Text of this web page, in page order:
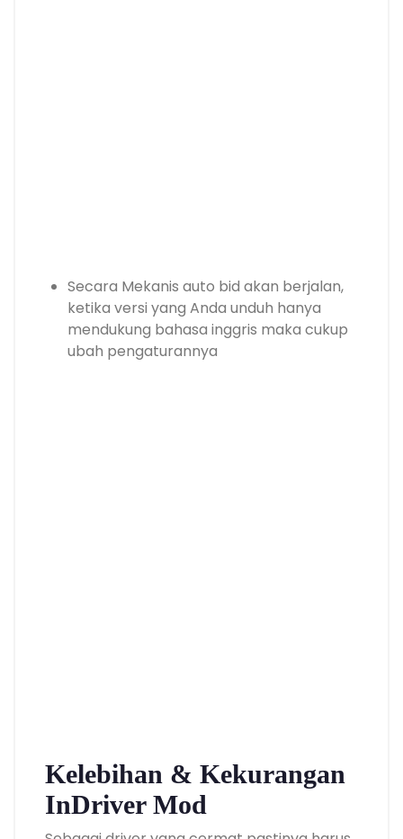
Secara Mekanis auto bid akan berjalan,
ketika versi yang Anda unduh hanya
mendukung bahasa inggris maka cukup
ubah pengaturannya
Kelebihan & Kekurangan
InDriver Mod